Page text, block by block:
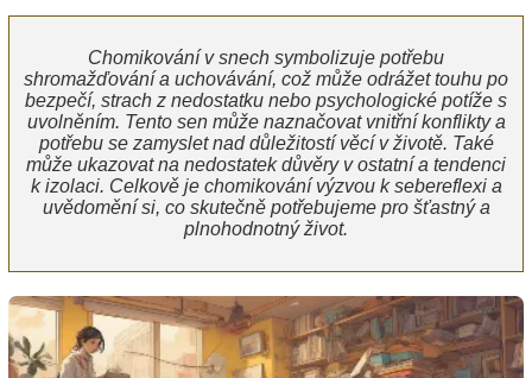
Chomikování v snech symbolizuje potřebu
shromažďování a uchovávání, což může odrážet touhu po
bezpečí, strach z nedostatku nebo psychologické potíže s
uvolněním. Tento sen může naznačovat vnitřní konflikty a
potřebu se zamyslet nad důležitostí věcí v životě. Také
může ukazovat na nedostatek důvěry v ostatní a tendenci
k izolaci. Celkově je chomikování výzvou k sebereflexi a
uvědomění si, co skutečně potřebujeme pro šťastný a
plnohodnotný život.